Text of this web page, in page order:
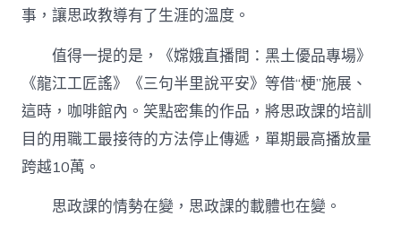
事，讓思政教導有了生涯的溫度。
值得一提的是，《嫦娥直播間：黑土優品專場》
《龍江工匠謠》《三句半里說平安》等借“梗”施展、
這時，咖啡館內。笑點密集的作品，將思政課的培訓
目的用職工最接待的方法停止傳遞，單期最高播放量
跨越10萬。
思政課的情勢在變，思政課的載體也在變。